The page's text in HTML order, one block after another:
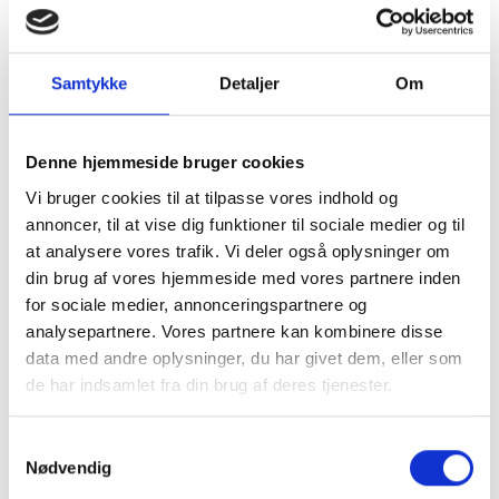
Samtykke Detaljer Om
Denne hjemmeside bruger cookies
Vi bruger cookies til at tilpasse vores indhold og
annoncer, til at vise dig funktioner til sociale medier og til
at analysere vores trafik. Vi deler også oplysninger om
din brug af vores hjemmeside med vores partnere inden
for sociale medier, annonceringspartnere og
analysepartnere. Vores partnere kan kombinere disse
data med andre oplysninger, du har givet dem, eller som
de har indsamlet fra din brug af deres tjenester.
Nødvendig
Ofte stillede
spørgsmål
Hvorfor vælge
professionel
indramning frem for
at gøre det selv?
En professionel indrammer sikrer det
rette glas, syrefri materialer og